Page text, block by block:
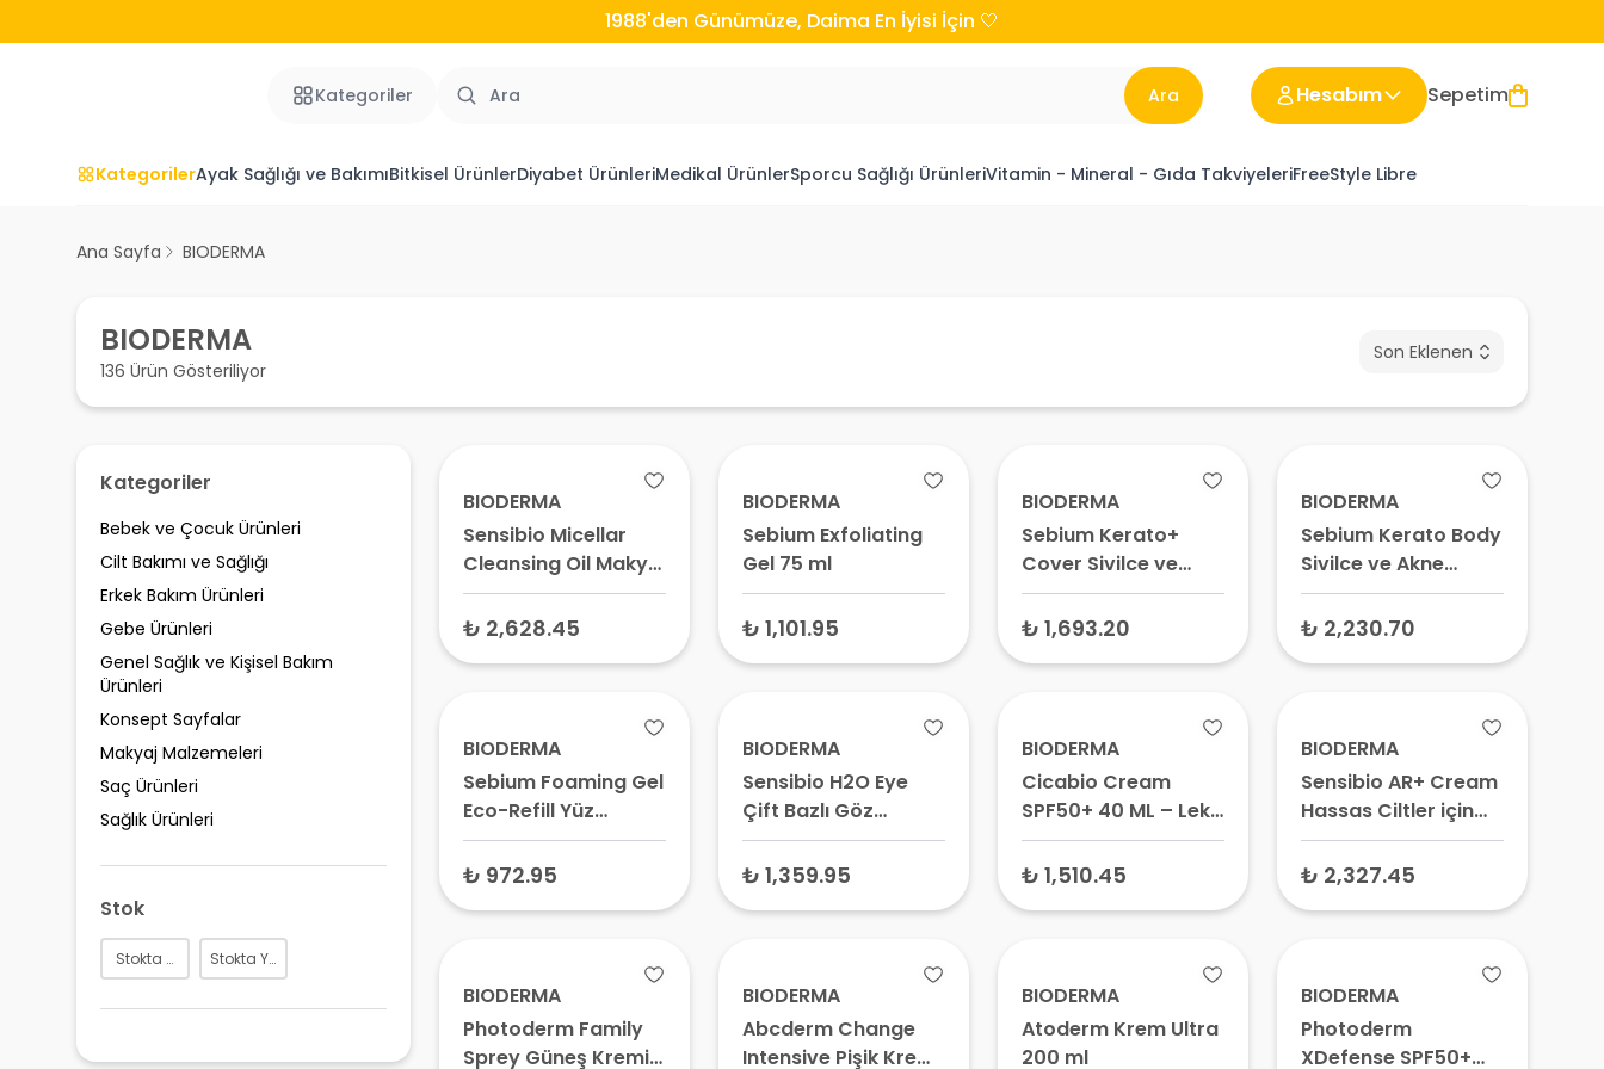
1988'den Günümüze, Daima En İyisi İçin 🤍
Kategoriler Ara Hesabım Sepetim
KategorilerAyak Sağlığı ve BakımıBitkisel ÜrünlerDiyabet ÜrünleriMedikal ÜrünlerSporcu Sağlığı ÜrünleriVitamin - Mineral - Gıda TakviyeleriFreeStyle Libre
Ana Sayfa BIODERMA
BIODERMA
136 Ürün Gösteriliyor
Son Eklenen
Kategoriler
Bebek ve Çocuk Ürünleri
Cilt Bakımı ve Sağlığı
Erkek Bakım Ürünleri
Gebe Ürünleri
Genel Sağlık ve Kişisel Bakım
Ürünleri
Konsept Sayfalar
Makyaj Malzemeleri
Saç Ürünleri
Sağlık Ürünleri
Stok
Stokta Var Stokta Yok
BIODERMA
Sensibio Micellar
Cleansing Oil Makyaj
Temizleme Yağı 300
ml
₺ 2,628.45
BIODERMA
Sebium Exfoliating
Gel 75 ml
₺ 1,101.95
BIODERMA
Sebium Kerato+
Cover Sivilce ve
Akne Lekesi Karşıtı
Renkli Nemlendirici
₺ 1,693.20
BIODERMA
Sebium Kerato Body
Sivilce ve Akne
Lekesi Karşıtı
Yatıştırıcı ve
₺ 2,230.70
BIODERMA
Sebium Foaming Gel
Eco-Refill Yüz
Temizleme Jeli 400
ml
₺ 972.95
BIODERMA
Sensibio H2O Eye
Çift Bazlı Göz
Çevresi Temizleyici
125 ml
₺ 1,359.95
BIODERMA
Cicabio Cream
SPF50+ 40 ML – Leke
Karşıtı Onarıcı Krem,
50 Faktör Güneş
₺ 1,510.45
BIODERMA
Sensibio AR+ Cream
Hassas Ciltler için
Yoğun Nemlendirici
Krem 40 ml –
Kremi
₺ 2,327.45
BIODERMA
Photoderm Family
Sprey Güneş Kremi
BIODERMA
Abcderm Change
Intensive Pişik Kremi
BIODERMA
Atoderm Krem Ultra
200 ml
BIODERMA
Photoderm
XDefense SPF50+